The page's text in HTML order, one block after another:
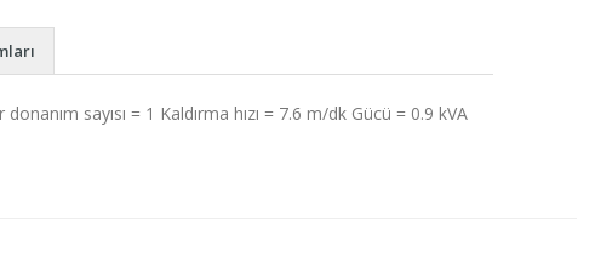
sayısı = 1 Kaldırma hızı = 7.6 m/dk Gücü = 0.9 kVA